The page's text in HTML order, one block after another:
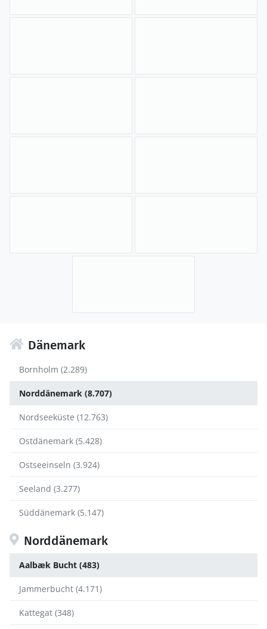
Dänemark
Bornholm (2.289)
Norddänemark (8.707)
Nordseeküste (12.763)
Ostdänemark (5.428)
Ostseeinseln (3.924)
Seeland (3.277)
Süddänemark (5.147)
Norddänemark
Aalbæk Bucht (483)
Jammerbucht (4.171)
Kattegat (348)